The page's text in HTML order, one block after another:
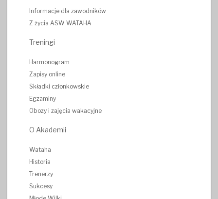
Informacje dla zawodników
Z życia ASW WATAHA
Treningi
Harmonogram
Zapisy online
Składki członkowskie
Egzaminy
Obozy i zajęcia wakacyjne
O Akademii
Wataha
Historia
Trenerzy
Sukcesy